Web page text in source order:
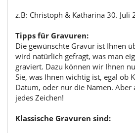
z.B: Christoph & Katharina 30. Juli
Tipps für Gravuren:
Die gewünschte Gravur ist Ihnen
wird natürlich gefragt, was man
graviert. Dazu können wir Ihnen
Sie, was Ihnen wichtig ist, egal ob
Datum, oder nur die Namen. Aber
jedes Zeichen!
Klassische Gravuren sind: